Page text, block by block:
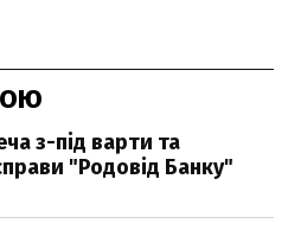
з-під варти та
"Родовід Банку"